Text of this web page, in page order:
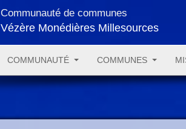
Communauté de communes
Vézère Monédières Millesources
COMMUNAUTÉ COMMUNES